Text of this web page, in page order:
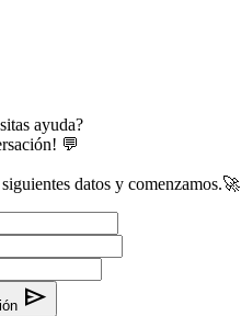
ayuda?
💬
datos y comenzamos.🚀
send